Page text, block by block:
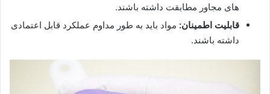
های مجاور مطابقت داشته باشند.
قابلیت اطمینان: مواد باید به طور مداوم عملکرد قابل اعتمادی
داشته باشند.